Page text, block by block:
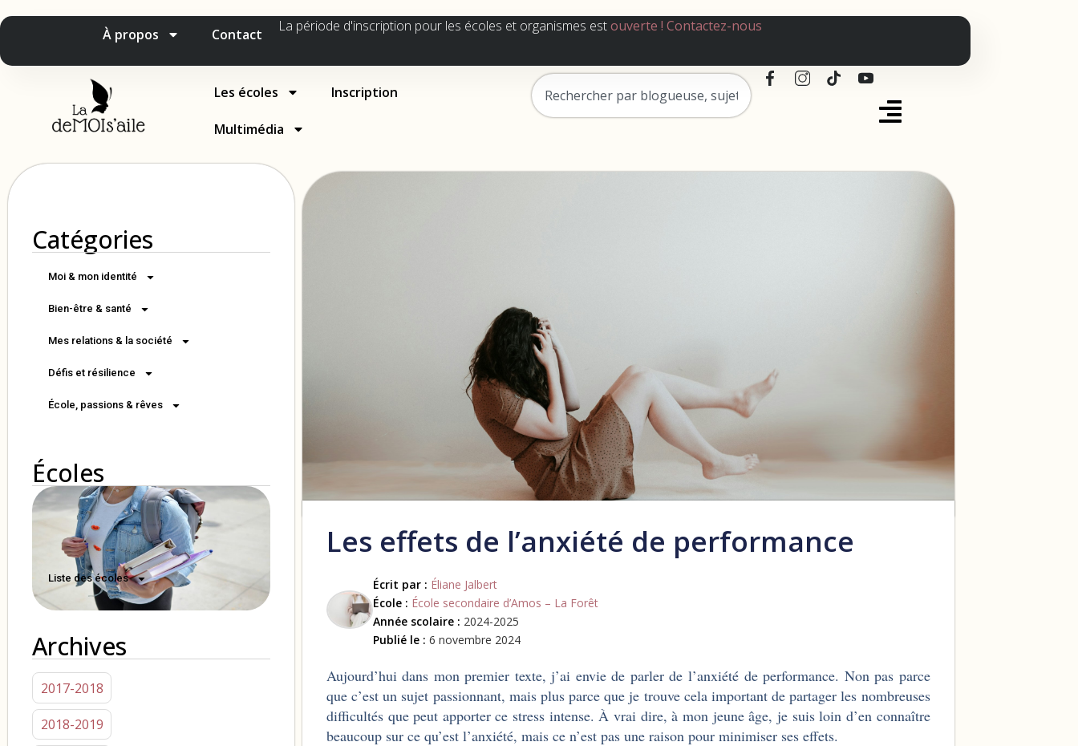
À propos Contact La période d'inscription pour les écoles et organismes estouverte ! Contactez-nous
Les écoles Inscription
Multimédia
Catégories
Moi & mon identité
Bien-être & santé
Mes relations & la société
Défis et résilience
École, passions & rêves
Écoles
Liste des écoles
Archives
2017-2018
2018-2019
Les effets de l’anxiété de performance
Écrit par : Éliane Jalbert
École : École secondaire d’Amos – La Forêt
Année scolaire : 2024-2025
Publié le : 6 novembre 2024
Aujourd’hui dans mon premier texte, j’ai envie de parler de l’anxiété de performance. Non pas parce
que c’est un sujet passionnant, mais plus parce que je trouve cela important de partager les nombreuses
difficultés que peut apporter ce stress intense. À vrai dire, à mon jeune âge, je suis loin d’en connaître
beaucoup sur ce qu’est l’anxiété, mais ce n’est pas une raison pour minimiser ses effets.